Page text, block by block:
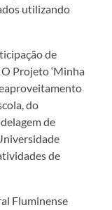
utilizando
de
Projeto ‘Minha
do
de
de
Fluminense